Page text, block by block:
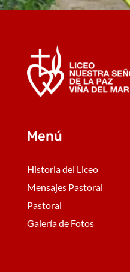
Menú
Historia del Liceo
Mensajes Pastoral
Pastoral
Galería de Fotos